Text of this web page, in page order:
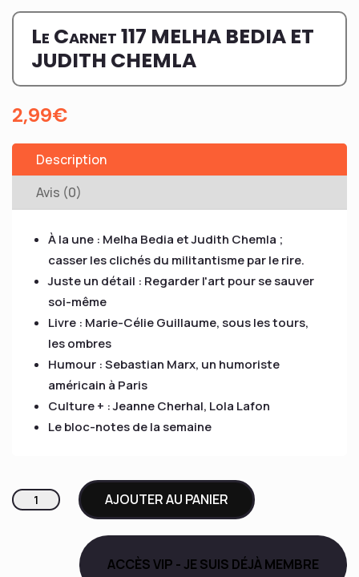
Le Carnet 117 MELHA BEDIA ET
JUDITH CHEMLA
2,99€
Description
Avis (0)
À la une : Melha Bedia et Judith Chemla ;
casser les clichés du militantisme par le rire.
Juste un détail : Regarder l'art pour se sauver
soi-même
Livre : Marie-Célie Guillaume, sous les tours,
les ombres
Humour : Sebastian Marx, un humoriste
américain à Paris
Culture + : Jeanne Cherhal, Lola Lafon
Le bloc-notes de la semaine
quantité
AJOUTER AU PANIER
ACCÈS VIP - JE SUIS DÉJÀ MEMBRE